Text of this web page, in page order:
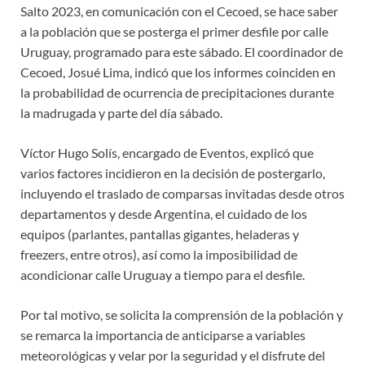
Salto 2023, en comunicación con el Cecoed, se hace saber
a la población que se posterga el primer desfile por calle
Uruguay, programado para este sábado. El coordinador de
Cecoed, Josué Lima, indicó que los informes coinciden en
la probabilidad de ocurrencia de precipitaciones durante
la madrugada y parte del día sábado.
Víctor Hugo Solís, encargado de Eventos, explicó que
varios factores incidieron en la decisión de postergarlo,
incluyendo el traslado de comparsas invitadas desde otros
departamentos y desde Argentina, el cuidado de los
equipos (parlantes, pantallas gigantes, heladeras y
freezers, entre otros), así como la imposibilidad de
acondicionar calle Uruguay a tiempo para el desfile.
Por tal motivo, se solicita la comprensión de la población y
se remarca la importancia de anticiparse a variables
meteorológicas y velar por la seguridad y el disfrute del